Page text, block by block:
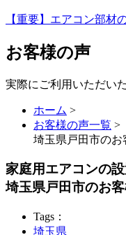
【重要】エアコン部材
お客様の声
実際にご利用いただい
ホーム >
お客様の声一覧 >
埼玉県戸田市のお
家庭用エアコンの
埼玉県戸田市のお
Tags：
埼玉県